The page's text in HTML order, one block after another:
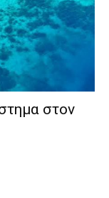
στον